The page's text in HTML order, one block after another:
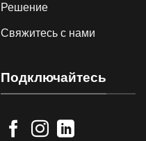
Решение
Свяжитесь с нами
Подключайтесь